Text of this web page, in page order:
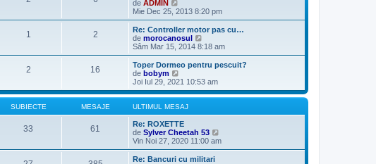
e
a
j
m
u
l
m
e
j
de ADMIN
e
z
i
u
l
m
u
l
m
e
s
a
j
Mie Dec 25, 2013 8:20 pm
1 2
Re: Controller motor pas cu…
de morocanosul
e
z
i
l
i
u
m
e
a
Sâm Mar 15, 2014 8:18 am
2 16
Toper Dormeo pentru pescuit?
de bobym
e
z
i
u
l
t
i
m
u
l
Joi Iul 29, 2021 10:53 am
SUBIECTE MESAJE ULTIMUL MESAJ
33 61
Re: ROXETTE
de Sylver Cheetah 53
e
z
Vin Noi 27, 2020 11:00 am
Re: Bancuri cu militari